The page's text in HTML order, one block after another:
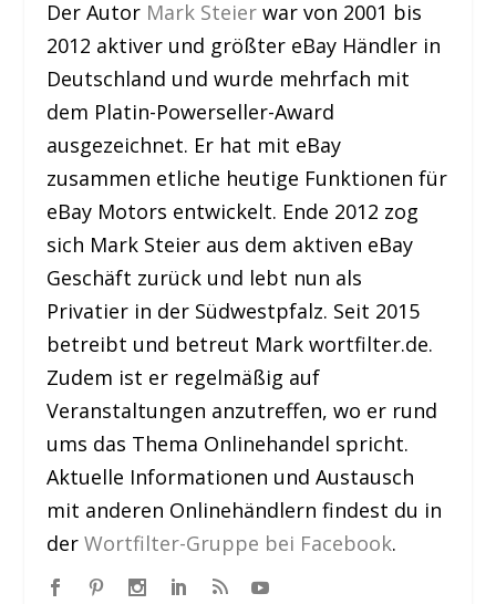
Der Autor Mark Steier war von 2001 bis
2012 aktiver und größter eBay Händler in
Deutschland und wurde mehrfach mit
dem Platin-Powerseller-Award
ausgezeichnet. Er hat mit eBay
zusammen etliche heutige Funktionen für
eBay Motors entwickelt. Ende 2012 zog
sich Mark Steier aus dem aktiven eBay
Geschäft zurück und lebt nun als
Privatier in der Südwestpfalz. Seit 2015
betreibt und betreut Mark wortfilter.de.
Zudem ist er regelmäßig auf
Veranstaltungen anzutreffen, wo er rund
ums das Thema Onlinehandel spricht.
Aktuelle Informationen und Austausch
mit anderen Onlinehändlern findest du in
derWortfilter-Gruppe bei Facebook.